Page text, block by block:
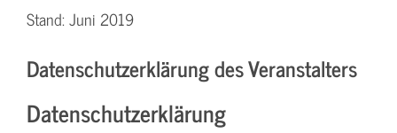
Stand: Juni 2019
Datenschutzerklärung des Veranstalters
Datenschutzerklärung